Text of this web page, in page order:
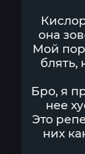
она
Мой
блять,
Бро, я
нее
Это
них